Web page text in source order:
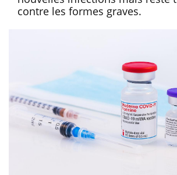
contre les formes graves.